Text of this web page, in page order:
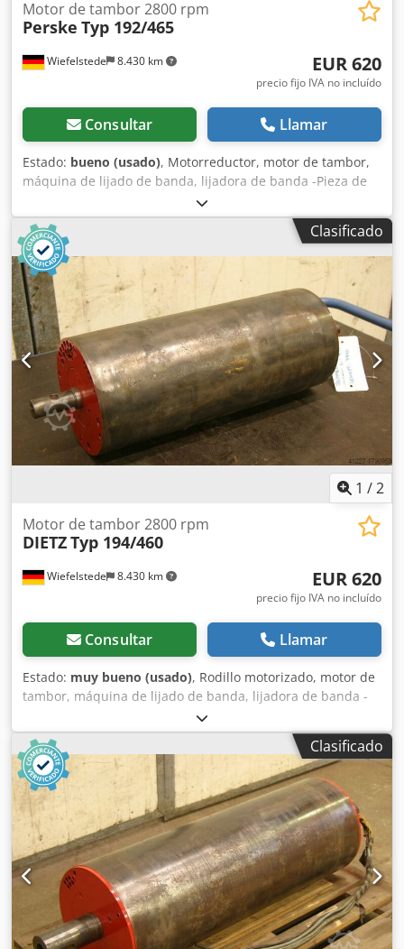
Wiefelstede 8.430 km
Motor de tambor 2800 rpm
Perske Typ 192/465
EUR 620
precio fijo IVA no incluído
Consultar Llamar
Estado: bueno (usado), Motorreductor, motor de tambor,
máquina de lijado de banda, lijadora de banda -Pieza de
repuesto para: máquinas de lijado EHEMANN -Tambor: Ø
192 mm -Longitud del tambor: 465 mm -Velocidad de
rotación: 2800 rpm Dsdpfx Ahob A I I Ao Djkr -Potencia: 4,4
kW -Diámetro del eje: Ø 30/60 mm -También disponibles
otras dimensiones -Cantidad: varios motores disponibles -
Peso: 70 kg
Clasificado
1 /2
Wiefelstede 8.430 km
Motor de tambor 2800 rpm
DIETZTyp 194/460
EUR 620
precio fijo IVA no incluído
Consultar Llamar
Estado: muy bueno (usado), Rodillo motorizado, motor de
tambor, máquina de lijado de banda, lijadora de banda -
Repuesto para: máquinas de lijado EHEMANN -Tambor: Ø
194 mm -Longitud del tambor: 460 mm Dksdpfx Aob A I I
Hsh Djr -Velocidad de rotación: 2800 rpm -Potencia: 4,4 kW
-Diámetro del eje: Ø 30 mm -También disponibles otras
dimensiones en stock -Peso: 74 kg
Clasificado